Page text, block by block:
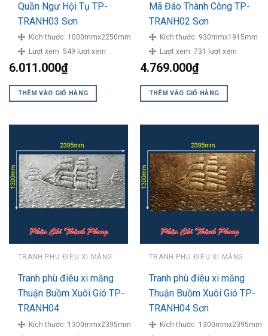
Quần Ngư Hội Tụ TP-
TRANH03 Sơn
Kích thước: 1000mmx2250mm
Lượt xem: 549 lượt xem
6.011.000₫
THÊM VÀO GIỎ HÀNG
Mã Đáo Thành Công TP-
TRANH02 Sơn
Kích thước: 930mmx1915mm
Lượt xem: 731 lượt xem
4.769.000₫
THÊM VÀO GIỎ HÀNG
TRANH PHÙ ĐIÊU XI MĂNG
Tranh phù điêu xi măng
Thuận Buồm Xuôi Gió TP-
TRANH04
Kích thước: 1300mmx2395mm
TRANH PHÙ ĐIÊU XI MĂNG
Tranh phù điêu xi măng
Thuận Buồm Xuôi Gió TP-
TRANH04 Sơn
Kích thước: 1300mmx2395mm